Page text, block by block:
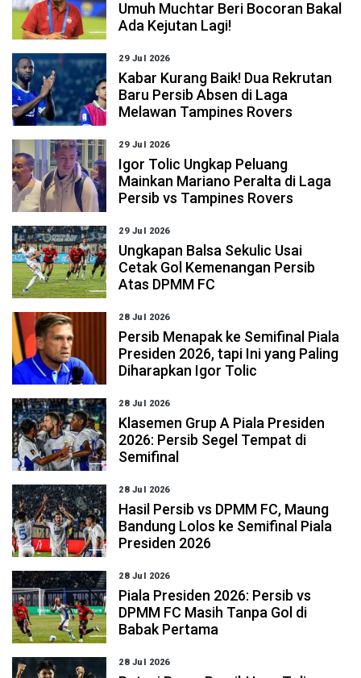
Umuh Muchtar Beri Bocoran Bakal
Ada Kejutan Lagi!
29 Jul 2026
Kabar Kurang Baik! Dua Rekrutan
Baru Persib Absen di Laga
Melawan Tampines Rovers
29 Jul 2026
Igor Tolic Ungkap Peluang
Mainkan Mariano Peralta di Laga
Persib vs Tampines Rovers
29 Jul 2026
Ungkapan Balsa Sekulic Usai
Cetak Gol Kemenangan Persib
Atas DPMM FC
28 Jul 2026
Persib Menapak ke Semifinal Piala
Presiden 2026, tapi Ini yang Paling
Diharapkan Igor Tolic
28 Jul 2026
Klasemen Grup A Piala Presiden
2026: Persib Segel Tempat di
Semifinal
28 Jul 2026
Hasil Persib vs DPMM FC, Maung
Bandung Lolos ke Semifinal Piala
Presiden 2026
28 Jul 2026
Piala Presiden 2026: Persib vs
DPMM FC Masih Tanpa Gol di
Babak Pertama
28 Jul 2026